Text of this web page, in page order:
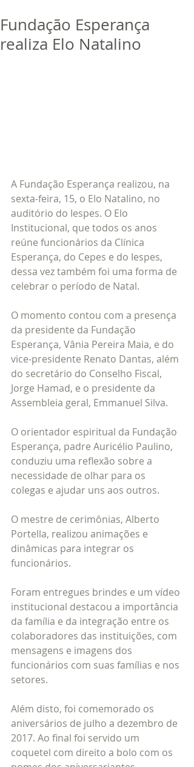
Trabalhe Conosco
Fundação Esperança
realiza Elo Natalino
A Fundação Esperança realizou, na
sexta-feira, 15, o Elo Natalino, no
auditório do Iespes. O Elo
Institucional, que todos os anos
reúne funcionários da Clínica
Esperança, do Cepes e do Iespes,
dessa vez também foi uma forma de
celebrar o período de Natal.
O momento contou com a presença
da presidente da Fundação
Esperança, Vânia Pereira Maia, e do
vice-presidente Renato Dantas, além
do secretário do Conselho Fiscal,
Jorge Hamad, e o presidente da
Assembleia geral, Emmanuel Silva.
O orientador espiritual da Fundação
Esperança, padre Auricélio Paulino,
conduziu uma reflexão sobre a
necessidade de olhar para os
colegas e ajudar uns aos outros.
O mestre de cerimônias, Alberto
Portella, realizou animações e
dinâmicas para integrar os
funcionários.
Foram entregues brindes e um vídeo
institucional destacou a importância
da família e da integração entre os
colaboradores das instituições, com
mensagens e imagens dos
funcionários com suas famílias e nos
setores.
Além disto, foi comemorado os
aniversários de julho a dezembro de
2017. Ao final foi servido um
coquetel com direito a bolo com os